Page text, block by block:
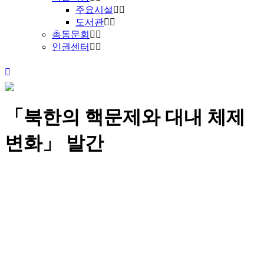
주요시설
도서관
총동문회
인권센터
「북한의 핵문제와 대내 체제
변화」 발간